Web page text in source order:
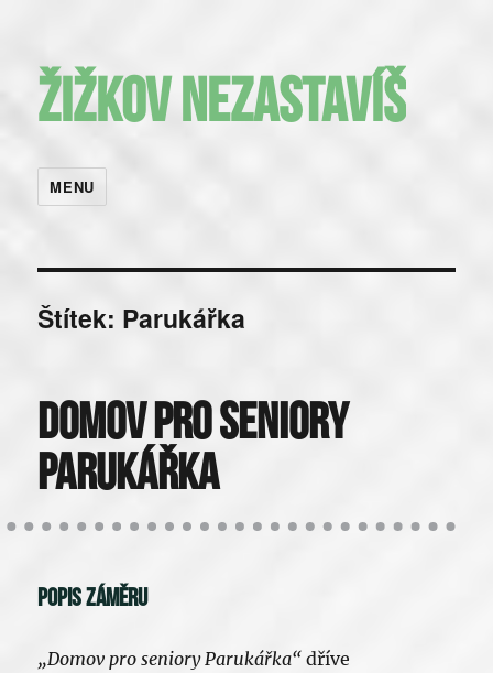
Žižkov nezastavíš
MENU
Štítek: Parukářka
Domov pro seniory
Parukářka
Popis záměru
„Domov pro seniory Parukářka“ dříve